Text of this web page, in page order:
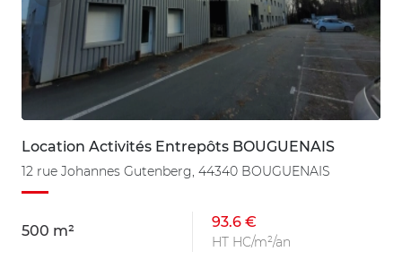
Location Activités Entrepôts BOUGUENAIS
12 rue Johannes Gutenberg, 44340 BOUGUENAIS
500 m²
93.6 €
HT HC/m²/an